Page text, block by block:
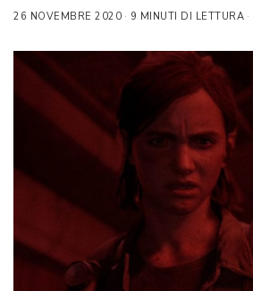
26 NOVEMBRE 2020 9 MINUTI DI LETTURA